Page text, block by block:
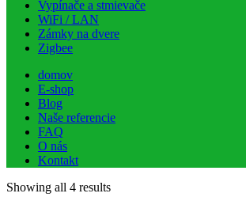
Vypínače a stmievače
WiFi / LAN
Zámky na dvere
Zigbee
domov
E-shop
Blog
Naše referencie
FAQ
O nás
Kontakt
Showing all 4 results